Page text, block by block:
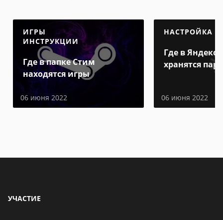
ИГРЫ
ИНСТРУКЦИИ
Где в папке Стим
находятся игры
06 июня 2022
НАСТРОЙКА
Где в Яндекс
хранятся
06 июня 2022
УЧАСТИЕ